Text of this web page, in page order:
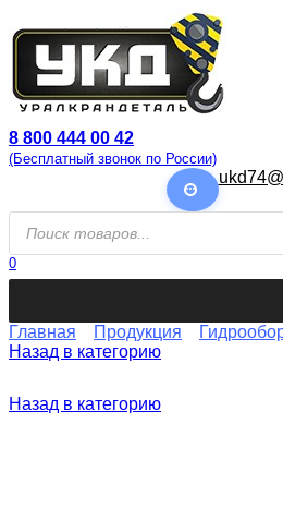
к
содержанию
8 800 444 00 42
(Бесплатный звонок по России)
Поиск
товаров
0
Главная Продукция
Назад в категорию
Назад в категорию